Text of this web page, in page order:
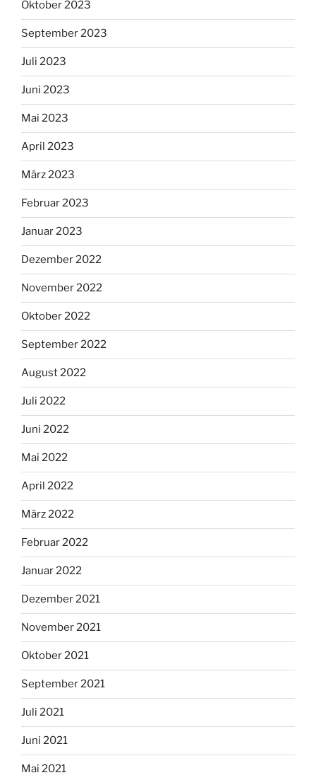
Oktober 2023
September 2023
Juli 2023
Juni 2023
Mai 2023
April 2023
März 2023
Februar 2023
Januar 2023
Dezember 2022
November 2022
Oktober 2022
September 2022
August 2022
Juli 2022
Juni 2022
Mai 2022
April 2022
März 2022
Februar 2022
Januar 2022
Dezember 2021
November 2021
Oktober 2021
September 2021
Juli 2021
Juni 2021
Mai 2021